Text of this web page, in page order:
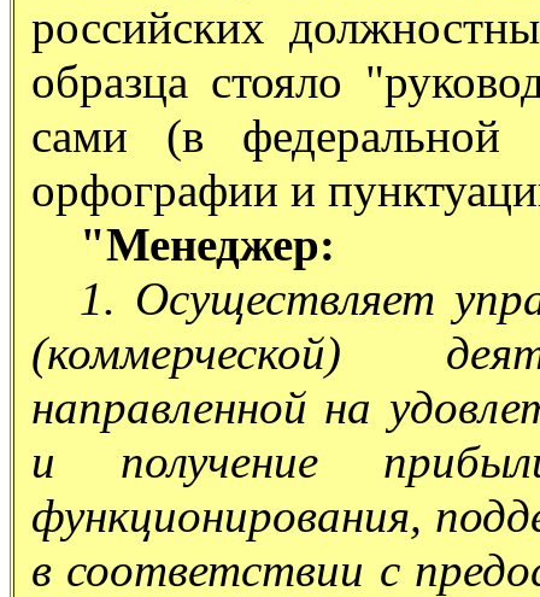
российских
образца стояло
сами (в федеральной
орфографии и
"Менеджер:
1. Осуществляет
(коммерческой)
направленной на
и получение
функционирования,
в соответствии с